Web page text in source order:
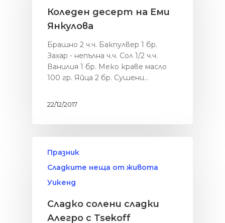
Коледен десерт на Еми
Янкулова
Брашно 2 ч.ч. Бакпулвер 1 бр.
Захар - непълна ч.ч. Сол 1/2 ч.ч.
Ванилия 1 бр. Меко краве масло
100 гр. Яйца 2 бр. Сушени…
22/12/2017
Празник
Сладките неща от живота
Уикенд
Сладко солени сладки
Алегро с Tsekoff